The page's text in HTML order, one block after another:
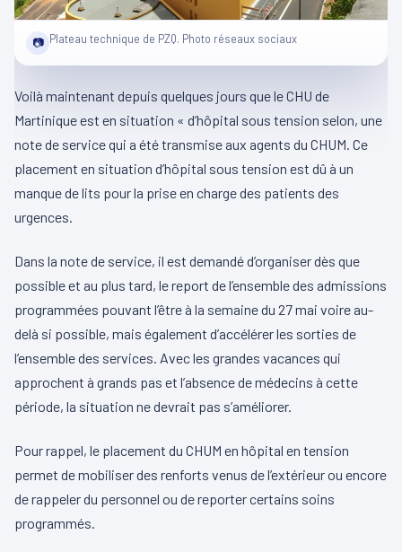
📷 Plateau technique de PZQ. Photo réseaux sociaux
Voilà maintenant depuis quelques jours que le CHU de
Martinique est en situation « d’hôpital sous tension selon, une
note de service qui a été transmise aux agents du CHUM. Ce
placement en situation d’hôpital sous tension est dû à un
manque de lits pour la prise en charge des patients des
urgences.
Dans la note de service, il est demandé d’organiser dès que
possible et au plus tard, le report de l’ensemble des admissions
programmées pouvant l’être à la semaine du 27 mai voire au-
delà si possible, mais également d’accélérer les sorties de
l’ensemble des services. Avec les grandes vacances qui
approchent à grands pas et l’absence de médecins à cette
période, la situation ne devrait pas s’améliorer.
Pour rappel, le placement du CHUM en hôpital en tension
permet de mobiliser des renforts venus de l’extérieur ou encore
de rappeler du personnel ou de reporter certains soins
programmés.